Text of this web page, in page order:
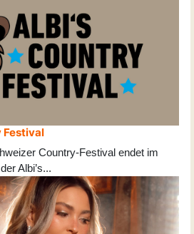
Festival
Country-Festival endet im
Albi’s...